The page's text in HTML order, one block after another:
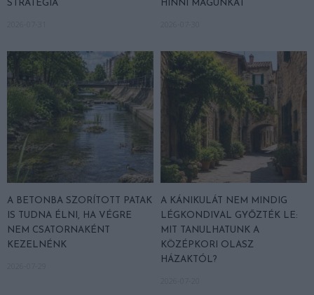
STRATÉGIA
HINNI MAGUNKAT
A BETONBA SZORÍTOTT PATAK
IS TUDNA ÉLNI, HA VÉGRE
NEM CSATORNAKÉNT
KEZELNÉNK
A KÁNIKULÁT NEM MINDIG
LÉGKONDIVAL GYŐZTÉK LE:
MIT TANULHATUNK A
KÖZÉPKORI OLASZ
HÁZAKTÓL?